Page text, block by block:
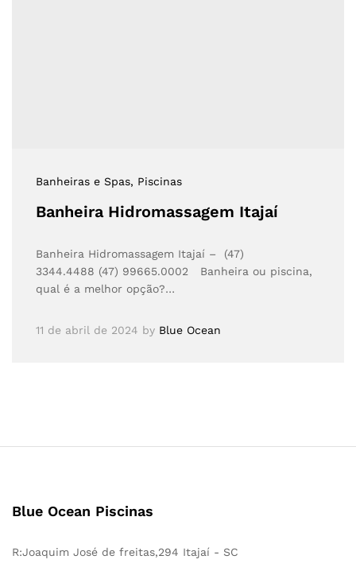
Banheiras e Spas, Piscinas
Banheira Hidromassagem Itajaí
Banheira Hidromassagem Itajaí – (47)
3344.4488 (47) 99665.0002 Banheira ou piscina,
qual é a melhor opção?…
11 de abril de 2024 by Blue Ocean
Blue Ocean Piscinas
R:Joaquim José de freitas,294 Itajaí - SC